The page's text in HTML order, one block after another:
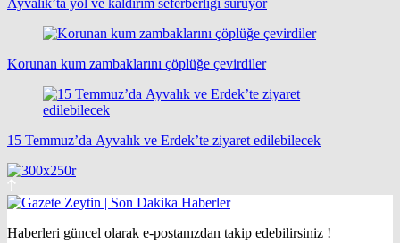
Ayvalık’ta yol ve kaldırım seferberliği sürüyor
Korunan kum zambaklarını çöplüğe çevirdiler
15 Temmuz’da Ayvalık ve Erdek’te ziyaret edilebilecek
Haberleri güncel olarak e-postanızdan takip edebilirsiniz !